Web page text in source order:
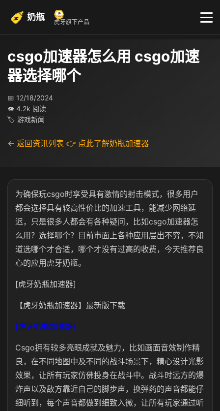
奶瓶 虎牙旗下产品
csgo加速器怎么用 csgo加速
器选择哪个
📅 12/18/2024
👁 4.2k 阅读
🏷 游戏新闻
← 返回资讯列表 👉 点此了解奶瓶加速器
为确保玩csgo时享受具有激情的射击模式，很多用户
都会选择具有较高性价比的加速工具，能减少网络延
迟，只是很多人都会有各种疑问，比如csgo加速器怎
么用？选择哪个？目前市面上各种应用层出不穷，不知
道选哪个才合适，哪个才没有过高的收费，今天推荐良
心的应用虎牙奶瓶。
[虎牙奶瓶加速器]
【虎牙奶瓶加速器】最新版下载
[虎牙奶瓶加速器]
Csgo拥有较多亮眼成就及魅力，比如画面音效制作精
良，在不同地图中及不同的战斗场景下，精心设计光影
效果，让所有玩家仿佛投身在战斗中。战斗时远方的爆
炸声以及敌方靠近自己的脚步声，换弹药的声音都能仔
细听到，每个声音都做到细致入微，让所有玩家通过听